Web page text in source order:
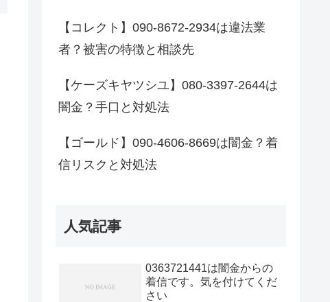
【コレクト】090-8672-2934は違法業
者？被害の特徴と相談先
【ケーズキヤツシユ】080-3397-2644は
闇金？手口と対処法
【ゴールド】090-4606-8669は闇金？着
信リスクと対処法
人気記事
0363721441は闇金からの
着信です。気を付けてくだ
さい